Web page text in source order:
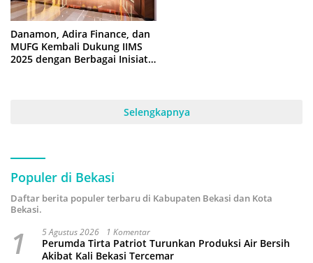
Danamon, Adira Finance, dan
MUFG Kembali Dukung IIMS
2025 dengan Berbagai Inisiatif
Selengkapnya
Populer di Bekasi
Daftar berita populer terbaru di Kabupaten Bekasi dan Kota
Bekasi.
1 5 Agustus 2026 1 Komentar
Perumda Tirta Patriot Turunkan Produksi Air Bersih
Akibat Kali Bekasi Tercemar